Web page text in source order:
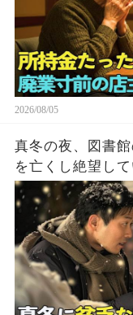
2026/08/05
真冬の夜、図書
を亡くし絶望し
けた結果…